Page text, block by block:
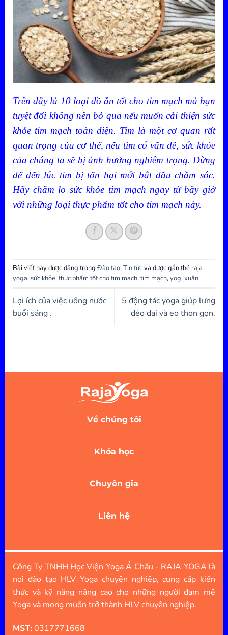
Trên đây là 10 loại đồ ăn tốt cho tim mạch mà bạn
tuyệt đối không nên bỏ qua nếu muốn cải thiện sức
khỏe tim mạch toàn diện. Tim là một cơ quan rất
quan trọng của cơ thể, nếu tim có vấn đề, sức khỏe
của chúng ta sẽ bị ảnh hưởng nghiêm trọng. Đừng
để đến lúc tim bị tổn hại mới bắt đầu chăm sóc.
Hãy chăm lo sức khỏe tim mạch ngay từ bây giờ
với những loại thực phẩm tốt cho tim mạch này.
Bài viết này được đăng trong Đào tạo,Tin tứcvà được gắn thẻ raja
yoga,sức khỏe,thực phẩm tốt cho tim mạch,tim mạch,yogi xuân.
Lợi ích của việc uống nước
buổi sáng .
5 động tác yoga giúp lưng
dẻo dai và eo thon gọn.
Về chúng tôi
Khóa học
Chuyên gia
Liên hệ
Công Ty TNHH Học Viện Yoga Á Châu - RAJA YOGA là
nơi đào tạo HLV Yoga chuyên nghiệp, cung cấp kiến
thức và kỹ năng nâng cao cho những người đam mê
Yoga và mong muốn trở thành HLV chuyên nghiệp.
MST:0317771668